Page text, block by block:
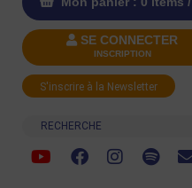
SE CONNECTER
INSCRIPTION
S'inscrire à la Newsletter
Recherche